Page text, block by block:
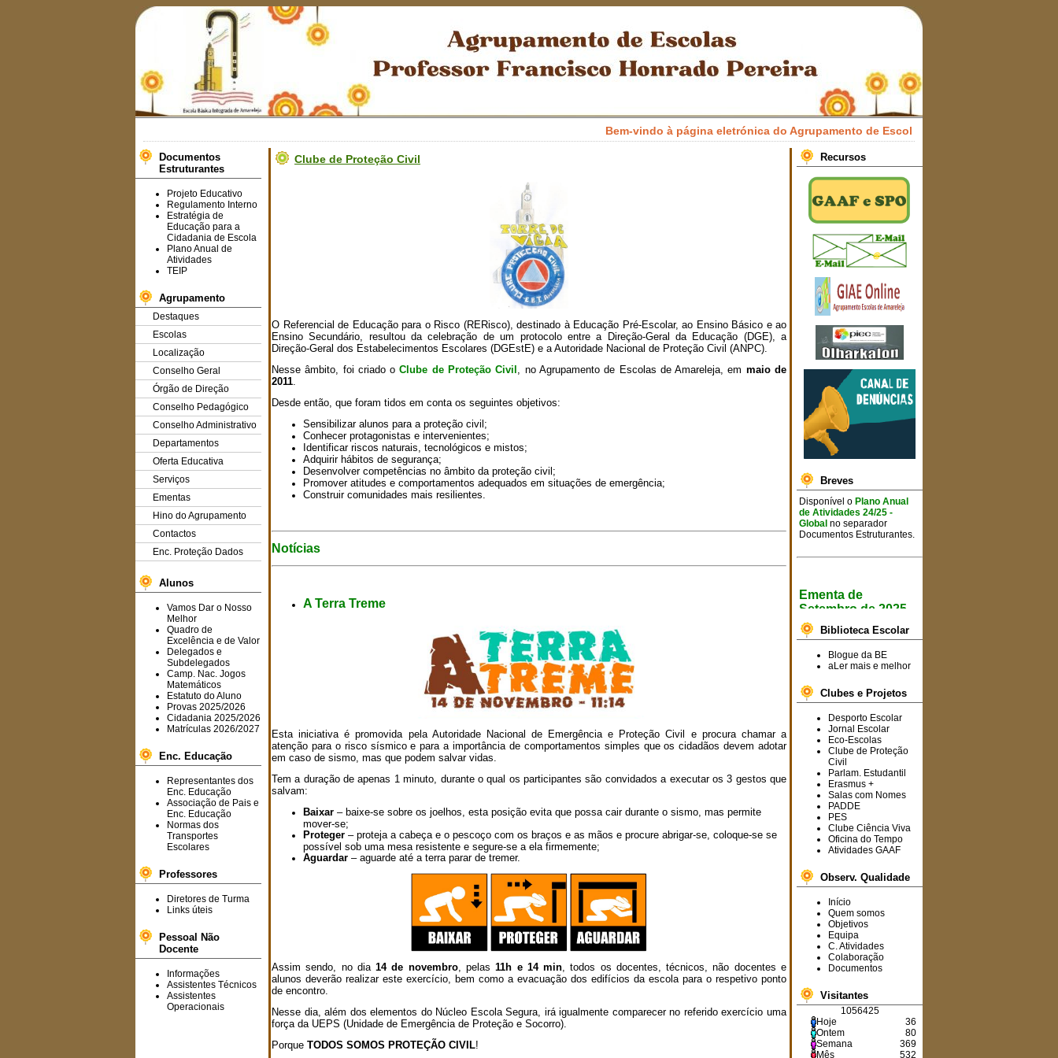
Bem-vindo à página eletrónica do Agrupamento de Escolas Professor Francisco
Documentos
Estruturantes
Projeto Educativo
Regulamento Interno
Estratégia de
Educação para a
Cidadania de Escola
Plano Anual de
Atividades
TEIP
Agrupamento
Destaques
Escolas
Localização
Conselho Geral
Órgão de Direção
Conselho Pedagógico
Conselho Administrativo
Departamentos
Oferta Educativa
Serviços
Ementas
Hino do Agrupamento
Contactos
Enc. Proteção Dados
Alunos
Vamos Dar o Nosso
Melhor
Quadro de
Excelência e de Valor
Delegados e
Subdelegados
Camp. Nac. Jogos
Matemáticos
Estatuto do Aluno
Provas 2025/2026
Cidadania 2025/2026
Matrículas 2026/2027
Enc. Educação
Representantes dos
Enc. Educação
Associação de Pais e
Enc. Educação
Normas dos
Transportes
Escolares
Professores
Diretores de Turma
Links úteis
Pessoal Não
Docente
Informações
Assistentes Técnicos
Assistentes
Operacionais
Recursos
Breves
Disponível o Plano Anual
de Atividades 24/25 -
Globalno separador
Documentos Estruturantes.
Ementa de
Setembro de 2025
Informa-se toda a
comunidade escolar que já
se encontram disponíveis
as ementas semanais para
mês de setembro de
2025
Consulte a ementaAQUI!
Informam-se os
interessados que estão a
decorrer,naplataforma
SIGRHE,os
procedimentos concursais
para a ocupação de cinco
horários.
Avisa-se toda a
comunidade educativa que
o Agrupamento terá todos
os seus serviços
encerrados de 19 a 23 de
agosto de 2024.
O6.º Bfoi a turma
vencedora deste ano
letivo no projeto "
Vamos
Dar o Nosso Melhor
"!
Parabénsaos
Biblioteca Escolar
Blogue da BE
aLer mais e melhor
Clubes e Projetos
Desporto Escolar
Jornal Escolar
Eco-Escolas
Clube de Proteção
Civil
Parlam. Estudantil
Erasmus +
Salas com Nomes
PADDE
PES
Clube Ciência Viva
Oficina do Tempo
Atividades GAAF
Observ. Qualidade
Início
Quem somos
Objetivos
Equipa
C. Atividades
Colaboração
Documentos
Visitantes
1056425
Hoje
36
Ontem
80
Semana
369
Mês
532
Clube de Proteção Civil
O Referencial de Educação para o Risco (RERisco), destinado à Educação Pré-Escolar, ao Ensino Básico e ao
Ensino Secundário, resultou da celebração de um protocolo entre a Direção-Geral da Educação (DGE), a
Direção-Geral dos Estabelecimentos Escolares (DGEstE) e a Autoridade Nacional de Proteção Civil (ANPC).
Nesse âmbito, foi criado oClube de Proteção Civil , no Agrupamento de Escolas de Amareleja, em maio de
2011.
Desde então, que foram tidos em conta os seguintes objetivos:
Sensibilizar alunos para a proteção civil;
Conhecer protagonistas e intervenientes;
Identificar riscos naturais, tecnológicos e mistos;
Adquirir hábitos de segurança;
Desenvolver competências no âmbito da proteção civil;
Promover atitudes e comportamentos adequados em situações de emergência;
Construir comunidades mais resilientes.
Notícias
A Terra Treme
Esta iniciativa é promovida pela Autoridade Nacional de Emergência e Proteção Civil e procura chamar a
atenção para o risco sísmico e para a importância de comportamentos simples que os cidadãos devem adotar
em caso de sismo, mas que podem salvar vidas.
Tem a duração de apenas 1 minuto, durante o qual os participantes são convidados a executar os 3 gestos que
salvam:
Baixar – baixe-se sobre os joelhos, esta posição evita que possa cair durante o sismo, mas permite
mover-se;
Proteger – proteja a cabeça e o pescoço com os braços e as mãos e procure abrigar-se, coloque-se se
possível sob uma mesa resistente e segure-se a ela firmemente;
Aguardar – aguarde até a terra parar de tremer.
Assim sendo, no dia14 de novembro, pelas11h e 14 min, todos os docentes, técnicos, não docentes e
alunos deverão realizar este exercício, bem como a evacuação dos edifícios da escola para o respetivo ponto
de encontro.
Nesse dia, além dos elementos do Núcleo Escola Segura, irá igualmente comparecer no referido exercício uma
força da UEPS (Unidade de Emergência de Proteção e Socorro).
Porque TODOS SOMOS PROTEÇÃO CIVIL!